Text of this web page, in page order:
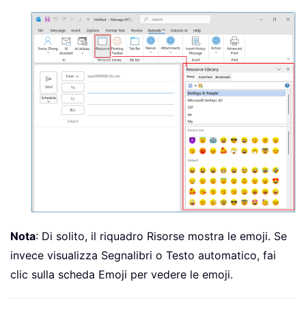
Nota: Di solito, il riquadro Risorse mostra le emoji. Se
invece visualizza Segnalibri o Testo automatico, fai
clic sulla scheda Emoji per vedere le emoji.